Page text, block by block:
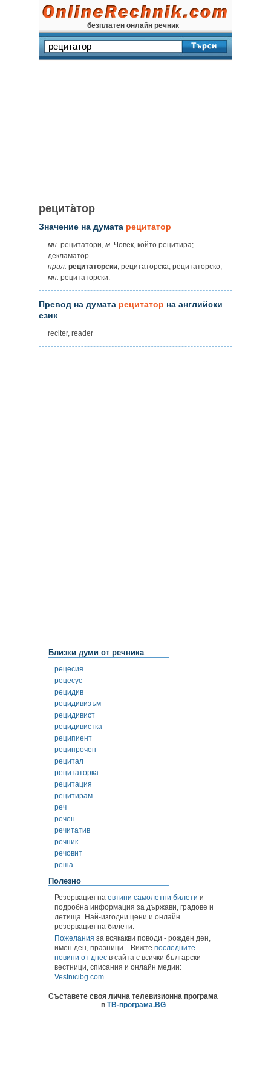
безплатен онлайн речник
рецита̀тор
Значение на думата рецитатор
мн. рецитатори, м. Човек, който рецитира;
декламатор.
прил. рецитаторски, рецитаторска, рецитаторско,
мн. рецитаторски.
Превод на думата рецитатор на английски
език
reciter, reader
Близки думи от речника
рецесия
рецесус
рецидив
рецидивизъм
рецидивист
рецидивистка
реципиент
реципрочен
рецитал
рецитаторка
рецитация
рецитирам
реч
речен
речитатив
речник
речовит
реша
Полезно
Резервация на евтини самолетни билети и
подробна информация за държави, градове и
летища. Най-изгодни цени и онлайн
резервация на билети.
Пожелания за всякакви поводи - рожден ден,
имен ден, празници... Вижте последните
новини от днес в сайта с всички български
вестници, списания и онлайн медии:
Vestnicibg.com.
Съставете своя лична телевизионна програма
в ТВ-програма.BG